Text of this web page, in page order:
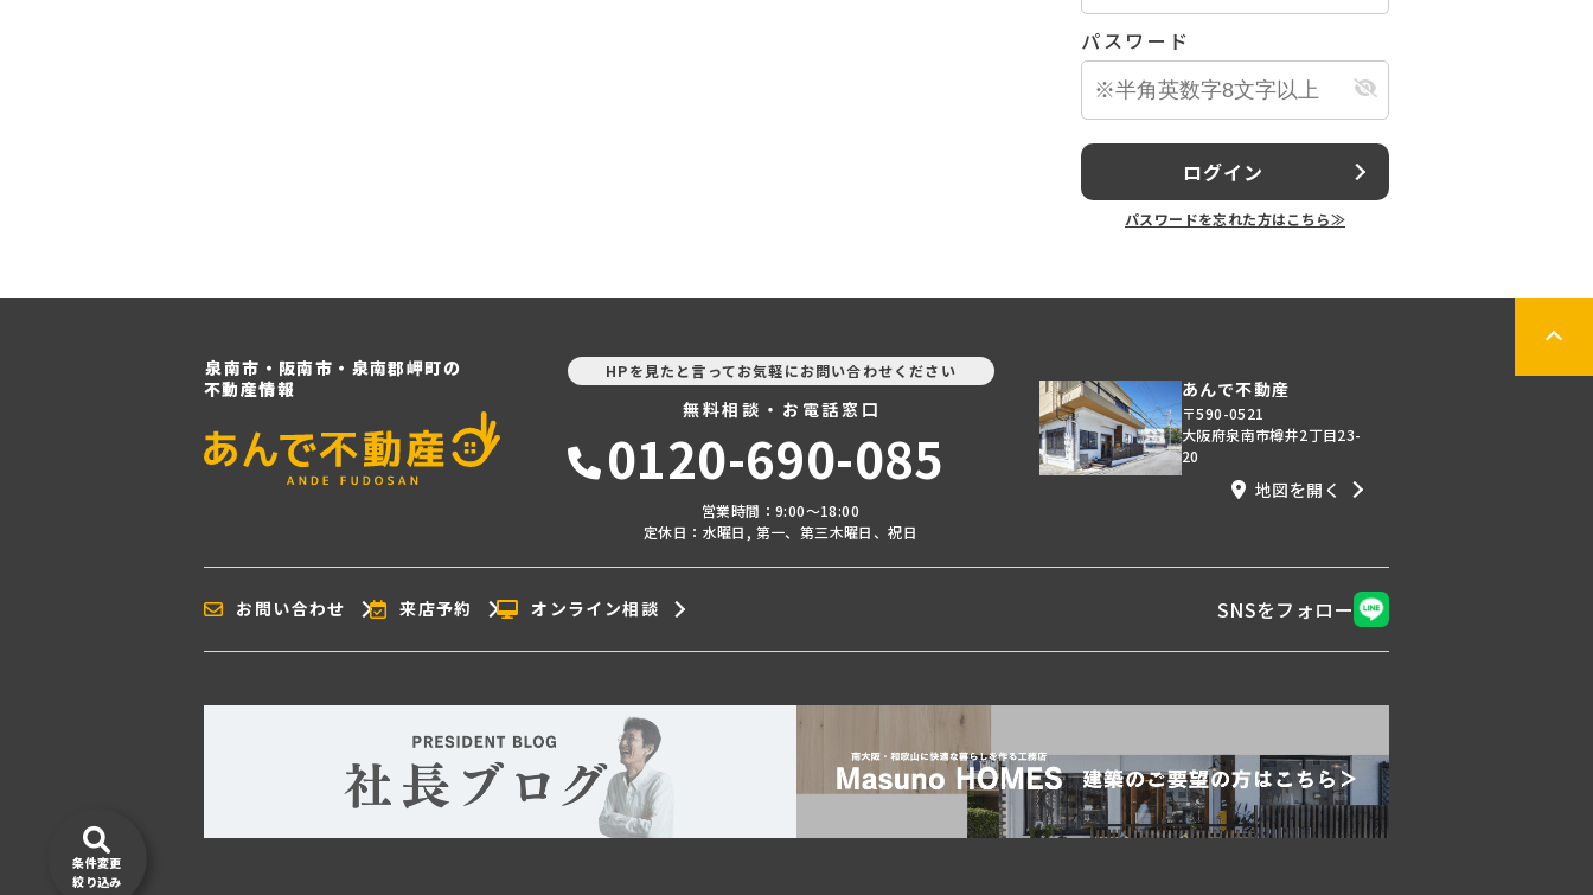
パスワード
ログイン
パスワードを忘れた方はこちら≫
条件変更
絞り込み
泉南市・阪南市・泉南郡岬町の
不動産情報
HPを見たと言ってお気軽にお問い合わせください
無料相談・お電話窓口
0120-690-085
営業時間：9:00〜18:00
定休日：水曜日, 第一、第三木曜日、祝日
あんで不動産
〒590-0521
大阪府泉南市樽井2丁目23-
20
地図を開く
お問い合わせ 来店予約 オンライン相談 SNSをフォロー